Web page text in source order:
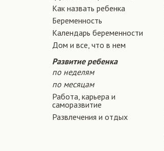
Как назвать ребенка
Беременность
Календарь беременности
Дом и все, что в нем
Развитие ребенка
по неделям
по месяцам
Работа, карьера и
саморазвитие
Развлечения и отдых